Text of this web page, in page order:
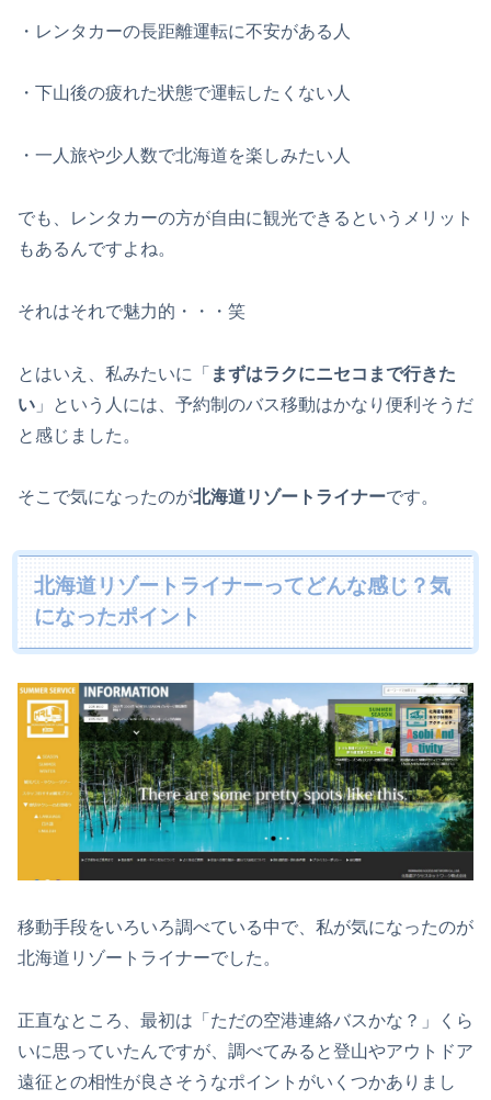
・レンタカーの長距離運転に不安がある人
・下山後の疲れた状態で運転したくない人
・一人旅や少人数で北海道を楽しみたい人
でも、レンタカーの方が自由に観光できるというメリット
もあるんですよね。
それはそれで魅力的・・・笑
とはいえ、私みたいに「 まずはラクにニセコまで行きた
い 」という人には、予約制のバス移動はかなり便利そうだ
と感じました。
そこで気になったのが北海道リゾートライナーです。
北海道リゾートライナーってどんな感じ？気
になったポイント
移動手段をいろいろ調べている中で、私が気になったのが
北海道リゾートライナーでした。
正直なところ、最初は「ただの空港連絡バスかな？」くら
いに思っていたんですが、調べてみると登山やアウトドア
遠征との相性が良さそうなポイントがいくつかありまし